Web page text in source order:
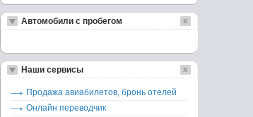
Автомобили с пробегом
Наши сервисы
Продажа авиабилетов, бронь отелей
Онлайн переводчик